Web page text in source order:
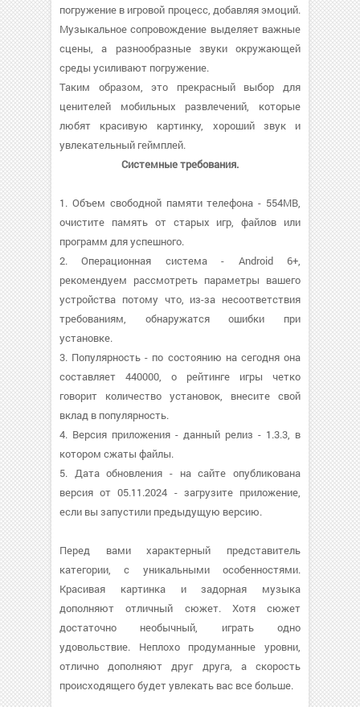
погружение в игровой процесс, добавляя эмоций.
Музыкальное сопровождение выделяет важные
сцены, а разнообразные звуки окружающей
среды усиливают погружение.
Таким образом, это прекрасный выбор для
ценителей мобильных развлечений, которые
любят красивую картинку, хороший звук и
увлекательный геймплей.
Системные требования.
1. Объем свободной памяти телефона - 554MB,
очистите память от старых игр, файлов или
программ для успешного.
2. Операционная система - Android 6+,
рекомендуем рассмотреть параметры вашего
устройства потому что, из-за несоответствия
требованиям, обнаружатся ошибки при
установке.
3. Популярность - по состоянию на сегодня она
составляет 440000, о рейтинге игры четко
говорит количество установок, внесите свой
вклад в популярность.
4. Версия приложения - данный релиз - 1.3.3, в
котором сжаты файлы.
5. Дата обновления - на сайте опубликована
версия от 05.11.2024 - загрузите приложение,
если вы запустили предыдущую версию.
Перед вами характерный представитель
категории, с уникальными особенностями.
Красивая картинка и задорная музыка
дополняют отличный сюжет. Хотя сюжет
достаточно необычный, играть одно
удовольствие. Неплохо продуманные уровни,
отлично дополняют друг друга, а скорость
происходящего будет увлекать вас все больше.